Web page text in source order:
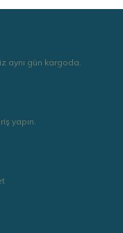
aynı gün kargoda.
yapın.